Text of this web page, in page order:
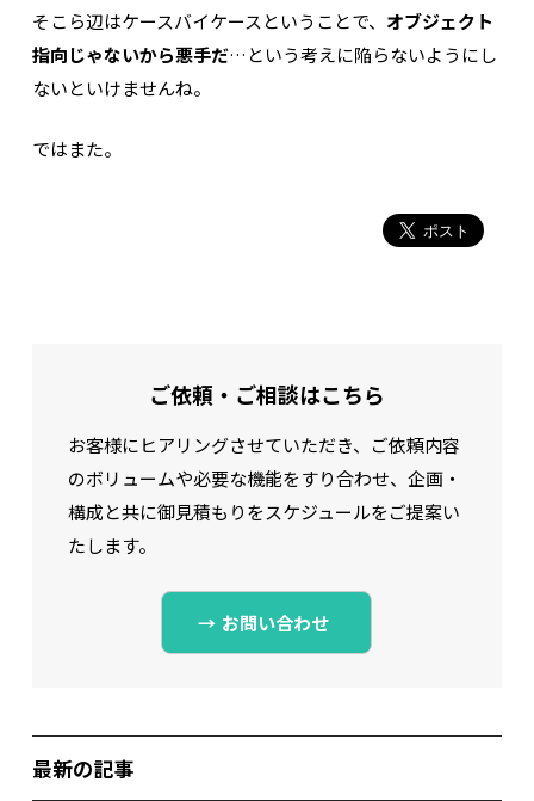
そこら辺はケースバイケースということで、 オブジェクト
指向じゃないから悪手だ…という考えに陥らないようにし
ないといけませんね。
ではまた。
ご依頼・ご相談はこちら
お客様にヒアリングさせていただき、ご依頼内容
のボリュームや必要な機能をすり合わせ、 企画・
構成と共に御見積もりをスケジュールをご提案い
たします。
お問い合わせ
最新の記事